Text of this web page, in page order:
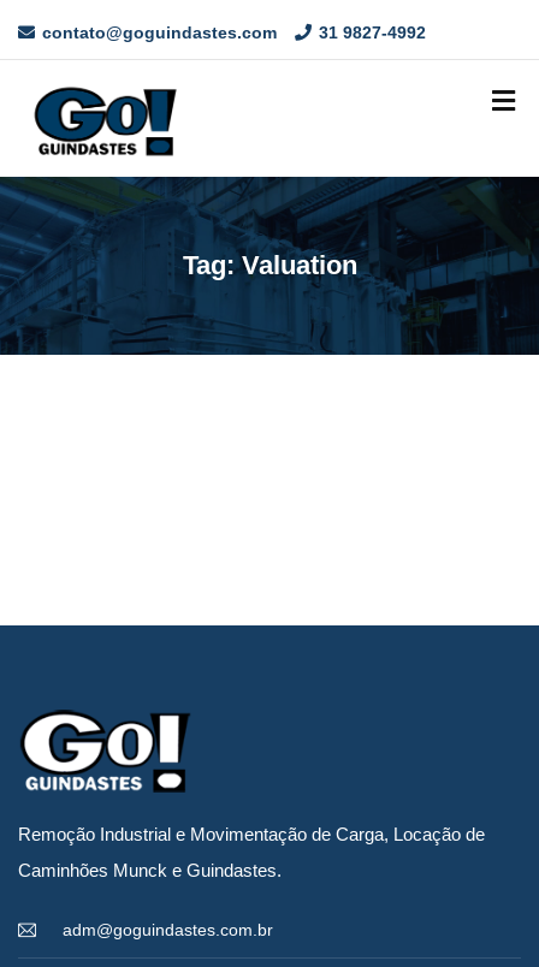
contato@goguindastes.com 31 9827-4992
Tag:Valuation
Remoção Industrial e Movimentação de Carga, Locação de
Caminhões Munck e Guindastes.
adm@goguindastes.com.br